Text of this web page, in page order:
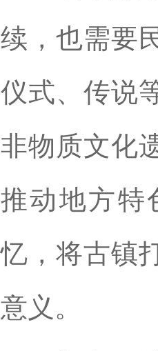
续，也需要
仪式、传说
非物质文化
推动地方特
忆，将古镇
意义。